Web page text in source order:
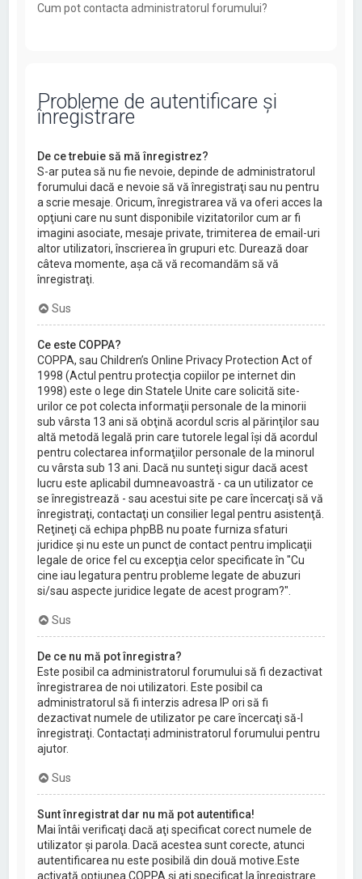
Cum pot contacta administratorul forumului?
Probleme de autentificare şi
înregistrare
De ce trebuie să mă înregistrez?
S-ar putea să nu fie nevoie, depinde de administratorul
forumului dacă e nevoie să vă înregistraţi sau nu pentru
a scrie mesaje. Oricum, înregistrarea vă va oferi acces la
opţiuni care nu sunt disponibile vizitatorilor cum ar fi
imagini asociate, mesaje private, trimiterea de email-uri
altor utilizatori, înscrierea în grupuri etc. Durează doar
câteva momente, aşa că vă recomandăm să vă
înregistraţi.
Sus
Ce este COPPA?
COPPA, sau Children’s Online Privacy Protection Act of
1998 (Actul pentru protecţia copiilor pe internet din
1998) este o lege din Statele Unite care solicită site-
urilor ce pot colecta informaţii personale de la minorii
sub vârsta 13 ani să obţină acordul scris al părinţilor sau
altă metodă legală prin care tutorele legal îşi dă acordul
pentru colectarea informaţiilor personale de la minorul
cu vârsta sub 13 ani. Dacă nu sunteţi sigur dacă acest
lucru este aplicabil dumneavoastră - ca un utilizator ce
se înregistrează - sau acestui site pe care încercaţi să vă
înregistraţi, contactaţi un consilier legal pentru asistenţă.
Reţineţi că echipa phpBB nu poate furniza sfaturi
juridice şi nu este un punct de contact pentru implicaţii
legale de orice fel cu excepţia celor specificate în "Cu
cine iau legatura pentru probleme legate de abuzuri
si/sau aspecte juridice legate de acest program?".
Sus
De ce nu mă pot înregistra?
Este posibil ca administratorul forumului să fi dezactivat
înregistrarea de noi utilizatori. Este posibil ca
administratorul să fi interzis adresa IP ori să fi
dezactivat numele de utilizator pe care încercaţi să-l
înregistraţi. Contactați administratorul forumului pentru
ajutor.
Sus
Sunt înregistrat dar nu mă pot autentifica!
Mai întâi verificaţi dacă aţi specificat corect numele de
utilizator şi parola. Dacă acestea sunt corecte, atunci
autentificarea nu este posibilă din două motive.Este
activată opţiunea COPPA şi aţi specificat la înregistrare